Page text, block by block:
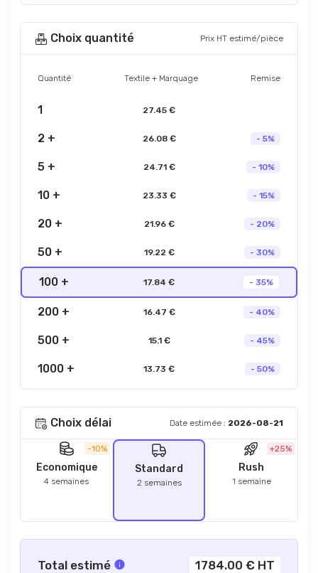
Choix quantité Prix HT estimé/pièce
Quantité Textile + Marquage Remise
1 27.45 €
2 + 26.08 € - 5%
5 + 24.71 € - 10%
10 + 23.33 € - 15%
20 + 21.96 € - 20%
50 + 19.22 € - 30%
100 + 17.84 € - 35%
200 + 16.47 € - 40%
500 + 15.1 € - 45%
1000 + 13.73 € - 50%
Choix délai Date estimée : 2026-08-21
-10%
Economique
4 semaines
Standard
2 semaines
+25%
Rush
1 semaine
Total estimé 1784.00 € HT